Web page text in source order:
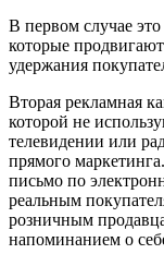
В первом случае
которые
удержания
Вторая рекламная
которой не
телевидении или
прямого
письмо по
реальным
розничным
напоминанием о